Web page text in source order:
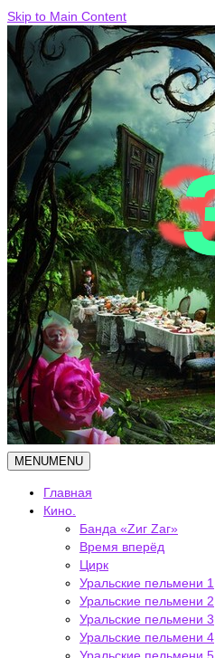
Skip to Main Content
MENUMENU
Главная
Кино.
Банда «Zиг Zаг»
Время вперёд
Цирк
Уральские пельмени 1
Уральские пельмени 2
Уральские пельмени 3
Уральские пельмени 4